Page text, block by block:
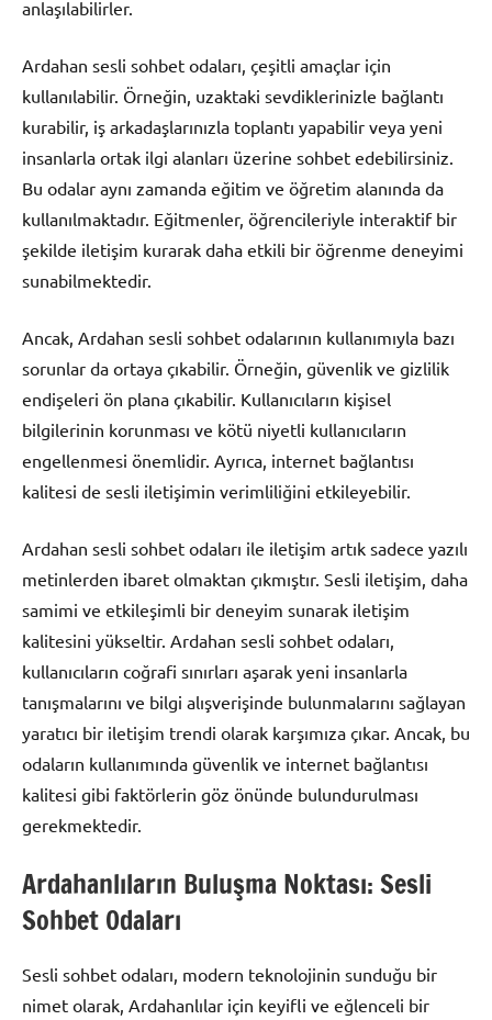
anlaşılabilirler.
Ardahan sesli sohbet odaları, çeşitli amaçlar için
kullanılabilir. Örneğin, uzaktaki sevdiklerinizle bağlantı
kurabilir, iş arkadaşlarınızla toplantı yapabilir veya yeni
insanlarla ortak ilgi alanları üzerine sohbet edebilirsiniz.
Bu odalar aynı zamanda eğitim ve öğretim alanında da
kullanılmaktadır. Eğitmenler, öğrencileriyle interaktif bir
şekilde iletişim kurarak daha etkili bir öğrenme deneyimi
sunabilmektedir.
Ancak, Ardahan sesli sohbet odalarının kullanımıyla bazı
sorunlar da ortaya çıkabilir. Örneğin, güvenlik ve gizlilik
endişeleri ön plana çıkabilir. Kullanıcıların kişisel
bilgilerinin korunması ve kötü niyetli kullanıcıların
engellenmesi önemlidir. Ayrıca, internet bağlantısı
kalitesi de sesli iletişimin verimliliğini etkileyebilir.
Ardahan sesli sohbet odaları ile iletişim artık sadece yazılı
metinlerden ibaret olmaktan çıkmıştır. Sesli iletişim, daha
samimi ve etkileşimli bir deneyim sunarak iletişim
kalitesini yükseltir. Ardahan sesli sohbet odaları,
kullanıcıların coğrafi sınırları aşarak yeni insanlarla
tanışmalarını ve bilgi alışverişinde bulunmalarını sağlayan
yaratıcı bir iletişim trendi olarak karşımıza çıkar. Ancak, bu
odaların kullanımında güvenlik ve internet bağlantısı
kalitesi gibi faktörlerin göz önünde bulundurulması
gerekmektedir.
Ardahanlıların Buluşma Noktası: Sesli
Sohbet Odaları
Sesli sohbet odaları, modern teknolojinin sunduğu bir
nimet olarak, Ardahanlılar için keyifli ve eğlenceli bir